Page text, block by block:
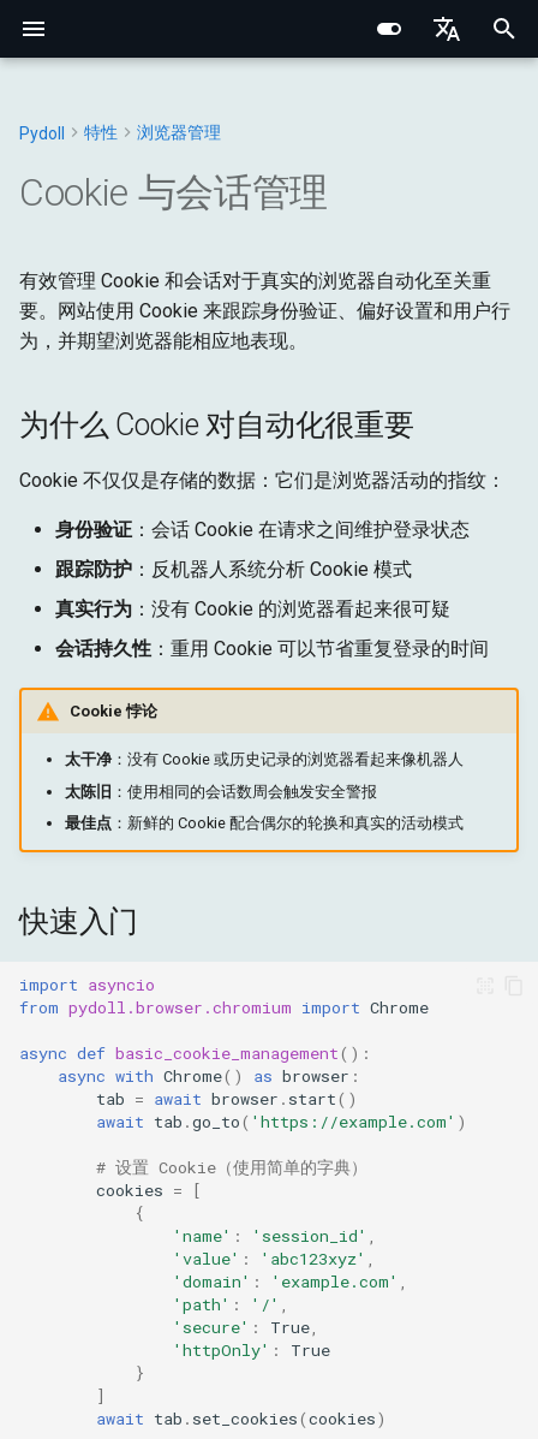
n
a
l
z
i
a
鼠标控制
文件操作
浏览器上下文HTTP请求
HAR网络录制
要
理解 Cookie 类型
CookieParam 结构
Cookie 管理操作
设置 Cookie
一次设置多个 Cookie
在特定上下文中设置
Cookie
检索 Cookie
获取所有 Cookie（上下文
范围）
删除所有 Cookie
实际用例
1. 持久登录会话
2. 使用隔离 Cookie 进行多
3. 长时间运行脚本的 Cookie
Cookie 属性参考
SameSite 值
代理配置
远程连接
Retry 装饰器
Python类型系统
Web元素域
Shadow DOM 架构
网络与安全 SOCKS 代理
指纹识别
行为指纹识别
选项
混合器
连接
命令
输入
存储
目标
获取
DOM
页面
运行时
存储
目标
工具
Pydoll 特性 浏览器管理
Cookie 与会话管理
有效管理 Cookie 和会话对于真实的浏览器自动化至关重
要。网站使用 Cookie 来跟踪身份验证、偏好设置和用户行
为，并期望浏览器能相应地表现。
为什么 Cookie 对自动化很重要
Cookie 不仅仅是存储的数据：它们是浏览器活动的指纹：
身份验证 ：会话 Cookie 在请求之间维护登录状态
跟踪防护 ：反机器人系统分析 Cookie 模式
真实行为 ：没有 Cookie 的浏览器看起来很可疑
会话持久性 ：重用 Cookie 可以节省重复登录的时间
Cookie 悖论
太干净：没有 Cookie 或历史记录的浏览器看起来像机器人
太陈旧 ：使用相同的会话数周会触发安全警报
最佳点：新鲜的 Cookie 配合偶尔的轮换和真实的活动模式
快速入门
import asyncio
from pydoll.browser.chromium import Chrome
async def basic_cookie_management():
async with Chrome() as browser :
tab = await browser . start()
await tab .go_to( 'https://example.com' )
# 设置 Cookie（使用简单的字典）
cookies =
[
{
'name' : 'session_id' ,
'value' : 'abc123xyz' ,
'domain' : 'example.com' ,
'path' : '/' ,
'secure' : True,
'httpOnly' :
True
}
]
await tab . set_cookies(cookies)